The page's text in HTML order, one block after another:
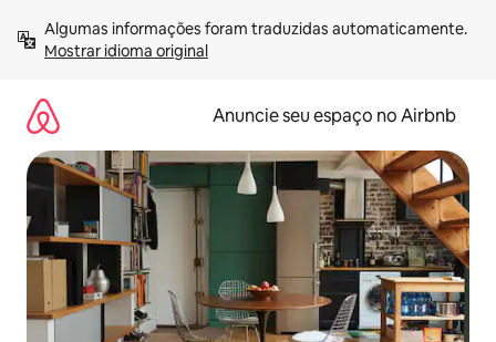
para
Mostrar idioma original
Anuncie seu espaço no Airbnb